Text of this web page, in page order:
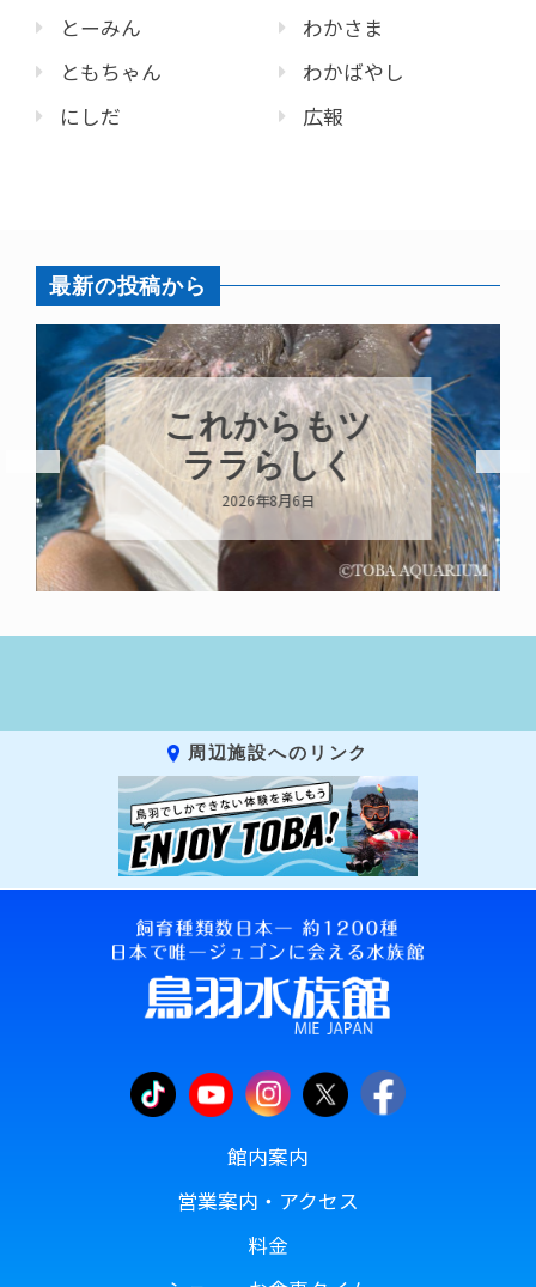
とーみん
ともちゃん
にしだ
わかさま
わかばやし
広報
最新の投稿から
これからもツ
ララらしく
2026年8月6日
周辺施設へのリンク
館内案内
営業案内・アクセス
料金